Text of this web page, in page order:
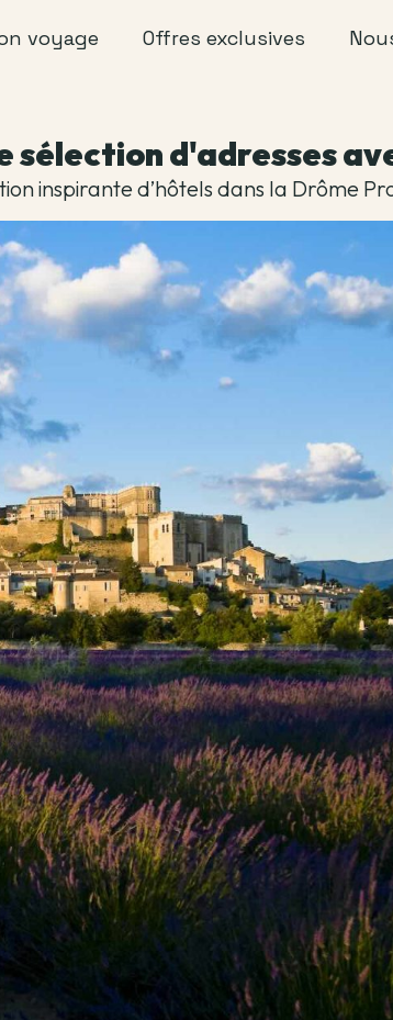
voyage Offres exclusives
sélection d'adresses
inspirante d’hôtels dans la Drôme